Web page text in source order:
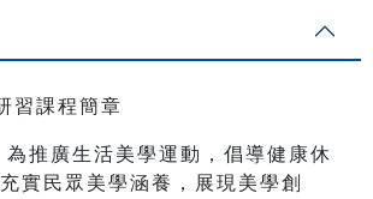
習課程簡章
推廣生活美學運動，倡導健康休
實民眾美學涵養，展現美學創